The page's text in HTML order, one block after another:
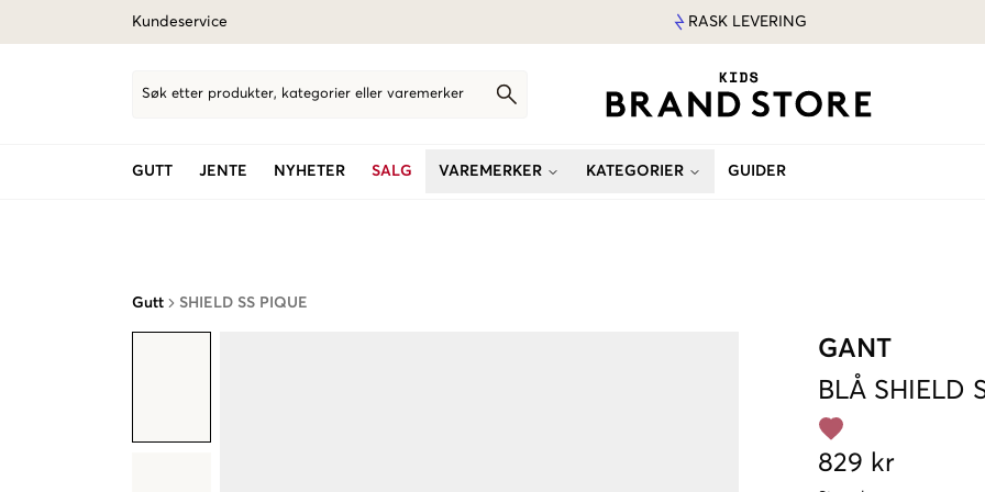
Kundeservice RASK LEVERING
Søk etter produkter, kategorier eller varemerker
GUTT JENTE NYHETER SALG VAREMERKER KATEGORIER GUIDER
Gutt SHIELD SS PIQUE
GANT
BLÅ SHIELD
829 kr